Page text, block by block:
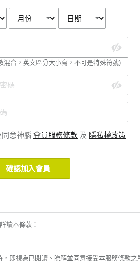
混合，英文區分大小寫，不可是特殊符號)
意神腦 會員服務條款 及 隱私權政策
確認加入會員
讀本條款：
即視為已閱讀、瞭解並同意接受本服務條款之